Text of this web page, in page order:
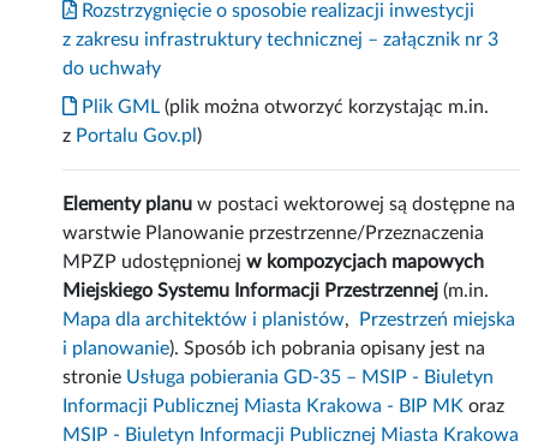
Rozstrzygnięcie o sposobie realizacji inwestycji
z zakresu infrastruktury technicznej – załącznik nr 3
do uchwały
Plik GML (plik można otworzyć korzystając m.in.
z Portalu Gov.pl )
Elementy planu w postaci wektorowej są dostępne na
warstwie Planowanie przestrzenne/Przeznaczenia
MPZP udostępnionejw kompozycjach mapowych
Miejskiego Systemu Informacji Przestrzennej (m.in.
Mapa dla architektów i planistów,
Przestrzeń miejska
i planowanie). Sposób ich pobrania opisany jest na
stronie Usługa pobierania GD-35 – MSIP - Biuletyn
Informacji Publicznej Miasta Krakowa - BIP MK oraz
MSIP - Biuletyn Informacji Publicznej Miasta Krakowa